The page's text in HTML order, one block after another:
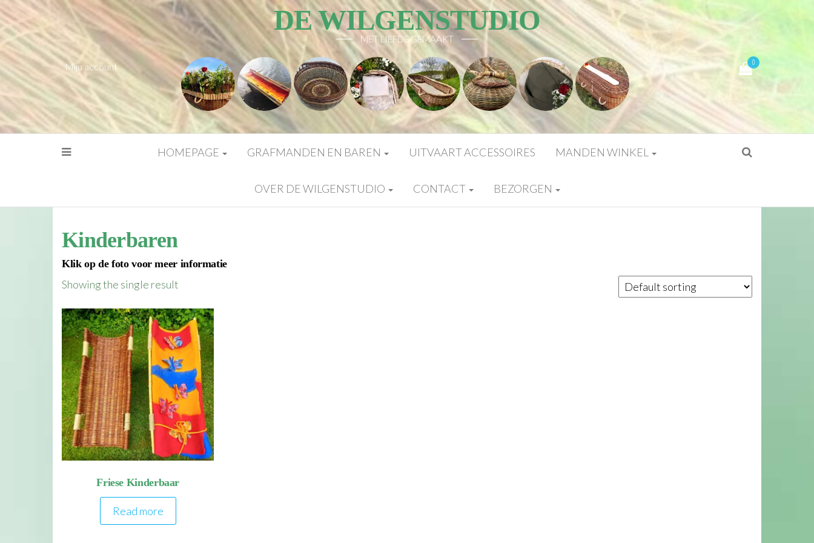
DE WILGENSTUDIO
MET LIEFDE GEMAAKT
0
Mijn account
HOMEPAGE GRAFMANDEN EN BAREN UITVAART ACCESSOIRES MANDEN WINKEL
OVER DE WILGENSTUDIO CONTACT BEZORGEN
Kinderbaren
Klik op de foto voor meer informatie
Showing the single result
Friese Kinderbaar
Read more